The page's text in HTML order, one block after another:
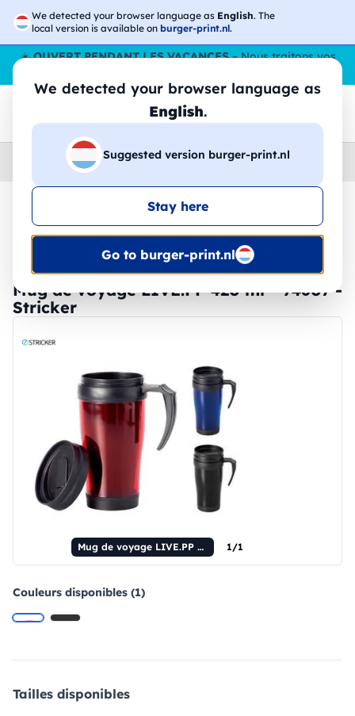
We detected your browser language as English. The
local version is available on burger-print.nl.
We detected your browser language as
English.
Suggested version burger-print.nl
Stay here
Go to burger-print.nl
☀️OUVERT PENDANT LES VACANCES– Nous traitons vos
Accessoires › tasses-et-verres-personnalises
🔥 Impression DTF à -30 %
Mug de voyage LIVE.PP 420 ml - 94607 -
Stricker
Mug de voyage LIVE.PP 420 ml 1/1
Couleurs disponibles (1)
Tailles disponibles